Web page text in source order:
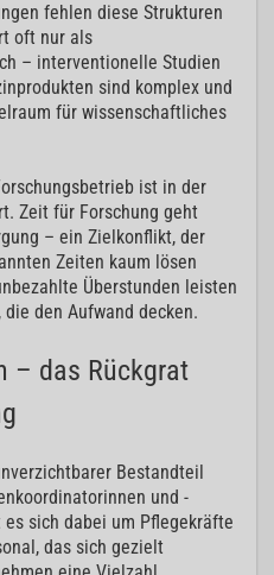
fehlen diese Strukturen
oft nur als
– interventionelle Studien
sind komplex und
für wissenschaftliches
ist in der
Zeit für Forschung geht
– ein Zielkonflikt, der
Zeiten kaum lösen
Überstunden leisten
den Aufwand decken.
– das Rückgrat
Bestandteil
und -
sich dabei um Pflegekräfte
das sich gezielt